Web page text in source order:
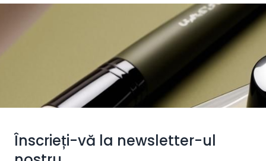
Înscrieți-vă la newsletter-ul